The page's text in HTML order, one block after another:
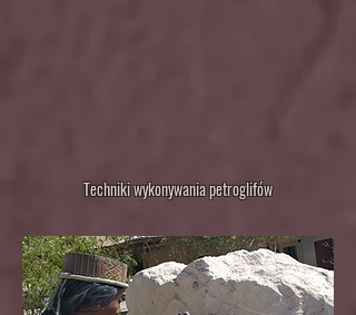
Techniki wykonywania petroglifów